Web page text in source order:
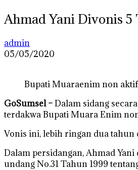
Ahmad Yani Divonis 5
admin
05/05/2020
Bupati Muaraenim non
GoSumsel –Dalam sidang
terdakwa Bupati Muara Enim
Vonis ini, lebih ringan dua tahun
Dalam persidangan, Ahmad
undang No.31 Tahun 1999